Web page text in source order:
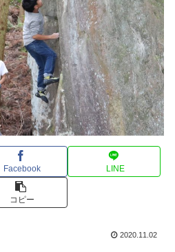
Facebook LINE
コピー
2020.11.02